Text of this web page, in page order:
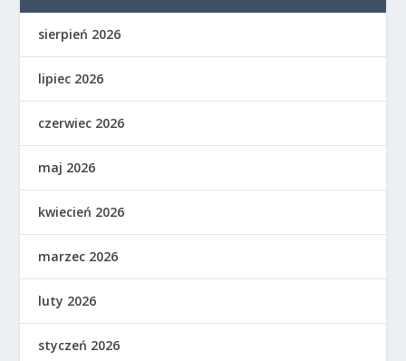
sierpień 2026
lipiec 2026
czerwiec 2026
maj 2026
kwiecień 2026
marzec 2026
luty 2026
styczeń 2026